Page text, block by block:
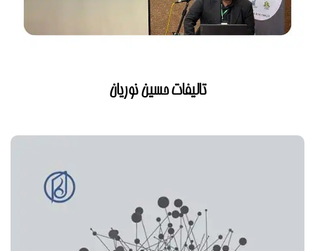
تالیفات حسین نوریان